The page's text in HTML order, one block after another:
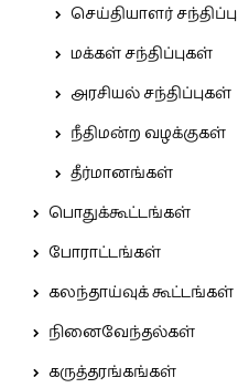
செய்தியாளர் சந்திப்பு
மக்கள் சந்திப்புகள்
அரசியல் சந்திப்புகள்
நீதிமன்ற வழக்குகள்
தீர்மானங்கள்
பொதுக்கூட்டங்கள்
போராட்டங்கள்
கலந்தாய்வுக் கூட்டங்கள்
நினைவேந்தல்கள்
கருத்தரங்கங்கள்